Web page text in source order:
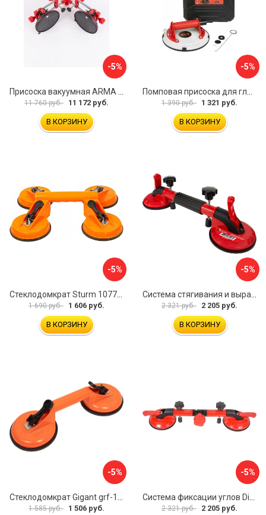
-5%
Присоска вакуумная ARMA P625A
11 760 руб. 11 172 руб.
В КОРЗИНУ
-5%
Помповая присоска для гладкой и шероховатой плитки DLT VST-209 1114
1 390 руб. 1 321 руб.
В КОРЗИНУ
-5%
1 690 руб. 1 606 руб.
В КОРЗИНУ
-5%
2 321 руб. 2 205 руб.
В КОРЗИНУ
-5%
1 585 руб. 1 506 руб.
-5%
2 321 руб. 2 205 руб.